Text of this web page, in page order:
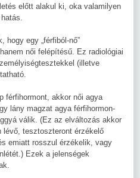
előtt alakul ki, oka valamilyen
hogy egy „férfiból-nő”
női felépítésű. Ez radiológiai
(illetve
férfihormont, akkor női agya
lány magzat agya férfihormon-
válik. (Ez az elváltozás akkor
lévő, tesztoszteront érzékelő
emiatt rosszul érzékelik, vagy
Ezek a jelenségek